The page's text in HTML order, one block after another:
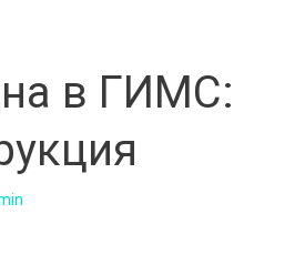
в ГИМС: